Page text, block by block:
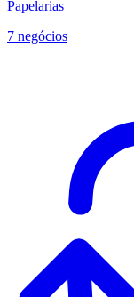
Papelarias
7 negócios